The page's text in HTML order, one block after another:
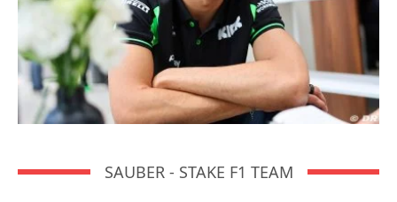
SAUBER - STAKE F1 TEAM